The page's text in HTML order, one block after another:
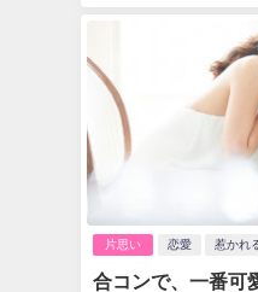
片思い 恋愛 惹かれ
合コンで、一番可